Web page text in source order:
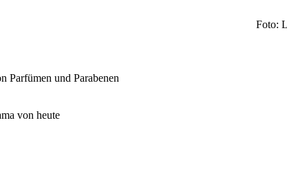
Foto:
Parfümen und Parabenen
von heute